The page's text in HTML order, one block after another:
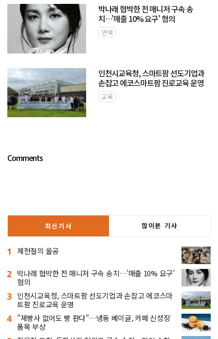
박나래 협박한 전 매니저 구속 송
치…'매출 10% 요구' 혐의
연예
인천시교육청, 스마트팜 선도기업과
손잡고 에코스마트팜 진로교육 운영
교육
Comments
최신기사 많이본 기사
1 제헌절의 올공
2 박나래 협박한 전 매니저 구속 송치…'매출 10% 요구'
혐의
3 인천시교육청, 스마트팜 선도기업과 손잡고 에코스마
트팜 진로교육 운영
4 "제빵사 없어도 빵 판다"…냉동 베이글, 카페 신성장
품목 부상